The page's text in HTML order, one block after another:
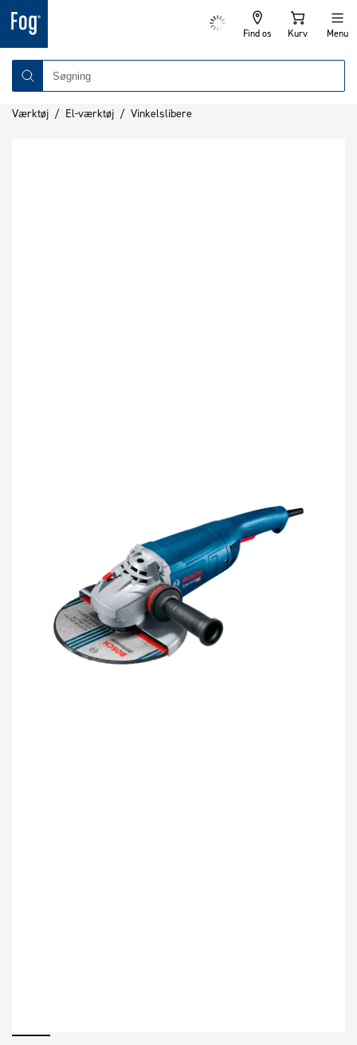
Find os Kurv Menu
Værktøj / El-værktøj / Vinkelslibere